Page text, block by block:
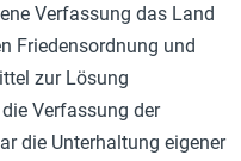
Verfassung das Land
Friedensordnung und
zur Lösung
Verfassung der
die Unterhaltung eigener